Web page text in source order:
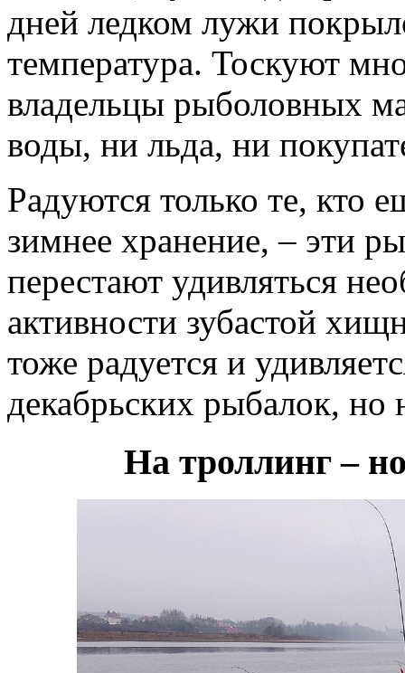
дней ледком лужи
температура. Тоскуют
владельцы рыболовных
воды, ни льда, ни
Радуются только те, кто
зимнее хранение, – эти
перестают удивляться
активности зубастой
тоже радуется и
декабрьских рыбалок,
На троллинг –